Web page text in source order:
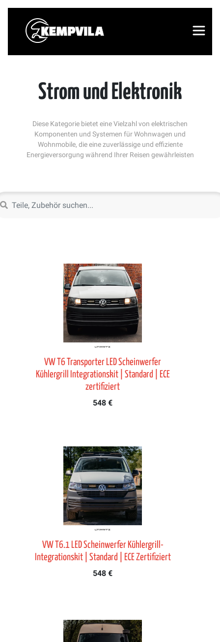
Strom und Elektronik
Diese Kategorie bietet eine Vielzahl von elektrischen
Komponenten und Systemen für Wohnwagen und
Wohnmobile, die eine zuverlässige und effiziente
Energieversorgung während Ihrer Reisen gewährleisten
VW T6 Transporter LED Scheinwerfer
Kühlergrill Integrationskit | Standard | ECE
zertifiziert
548 €
VW T6.1 LED Scheinwerfer Kühlergrill-
Integrationskit | Standard | ECE Zertifiziert
548 €